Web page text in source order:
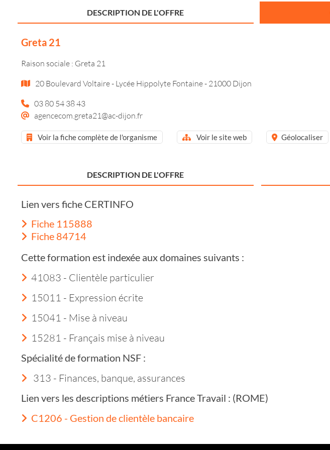
DESCRIPTION DE L'OFFRE
Greta 21
Raison sociale : Greta 21
20 Boulevard Voltaire - Lycée Hippolyte Fontaine - 21000 Dijon
03 80 54 38 43
agencecom.greta21@ac-dijon.fr
Voir la fiche complète de l'organisme Voir le site web Géolocaliser
DESCRIPTION DE L'OFFRE
Lien vers fiche CERTINFO
Fiche 115888
Fiche 84714
Cette formation est indexée aux domaines suivants :
41083 - Clientèle particulier
15011 - Expression écrite
15041 - Mise à niveau
15281 - Français mise à niveau
Spécialité de formation NSF :
313 - Finances, banque, assurances
Lien vers les descriptions métiers France Travail : (ROME)
C1206 - Gestion de clientèle bancaire